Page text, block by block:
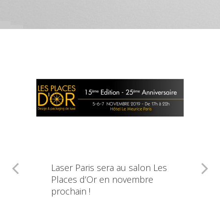
Laser Paris sera au salon Les
Places d’Or en novembre
prochain !